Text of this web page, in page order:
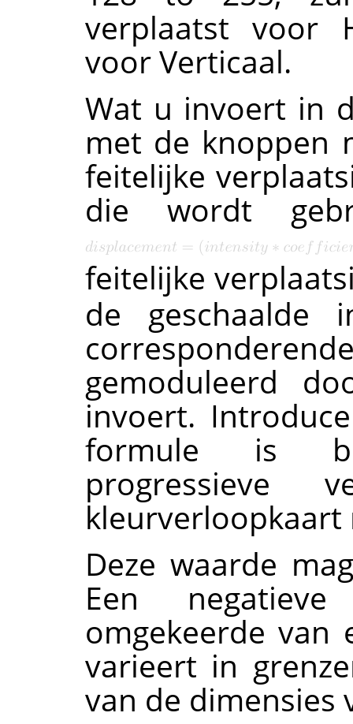
verplaatst voor
voor Verticaal.
Wat u invoert in
met de knoppen
feitelijke
die wordt
feitelijke
de geschaalde
gemoduleerd
invoert.
formule is
progressieve
kleurverloopkaart
Deze waarde
Een
omgekeerde van
varieert in
van de dimensies